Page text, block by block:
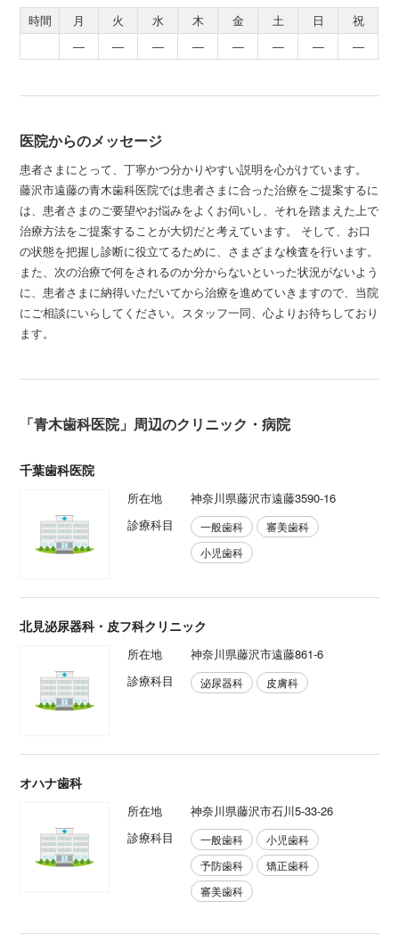
時間 月 火 水 木 金 土 日
祝
―
― ― ― ― ― ― ―
医院からのメッセージ
患者さまにとって、丁寧かつ分かりやすい説明を心がけています。
藤沢市遠藤の青木歯科医院では患者さまに合った治療をご提案するに
は、患者さまのご要望やお悩みをよくお伺いし、それを踏まえた上で
治療方法をご提案することが大切だと考えています。 そして、お口
の状態を把握し診断に役立てるために、さまざまな検査を行います。
また、次の治療で何をされるのか分からないといった状況がないよう
に、患者さまに納得いただいてから治療を進めていきますので、当院
にご相談にいらしてください。スタッフ一同、心よりお待ちしており
ます。
「青木歯科医院」周辺のクリニック・病院
千葉歯科医院
所在地
神奈川県藤沢市遠藤3590-16
診療科目
一般歯科
審美歯科
小児歯科
北見泌尿器科・皮フ科クリニック
所在地
神奈川県藤沢市遠藤861-6
診療科目
泌尿器科 皮膚科
オハナ歯科
所在地
神奈川県藤沢市石川5-33-26
診療科目
一般歯科
小児歯科
予防歯科
矯正歯科
審美歯科